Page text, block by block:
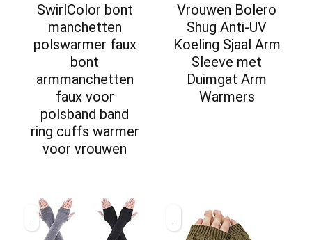
SwirlColor bont
manchetten
polswarmer faux
bont
armmanchetten
faux voor
polsband band
ring cuffs warmer
voor vrouwen
Vrouwen Bolero
Shug Anti-UV
Koeling Sjaal Arm
Sleeve met
Duimgat Arm
Warmers